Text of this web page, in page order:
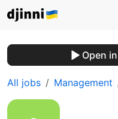
Open
All jobs Management